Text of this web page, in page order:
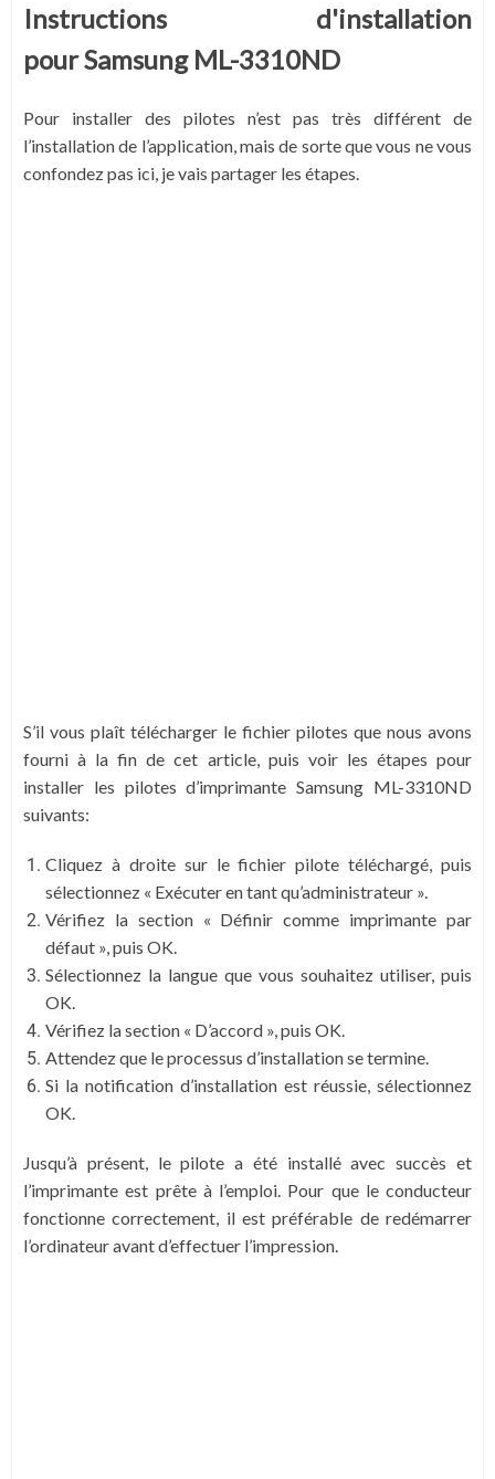
Instructions d'installation
pour Samsung ML-3310ND
Pour installer des pilotes n’est pas très différent de
l’installation de l’application, mais de sorte que vous ne vous
confondez pas ici, je vais partager les étapes.
S’il vous plaît télécharger le fichier pilotes que nous avons
fourni à la fin de cet article, puis voir les étapes pour
installer les pilotes d’imprimante Samsung ML-3310ND
suivants:
Cliquez à droite sur le fichier pilote téléchargé, puis
sélectionnez « Exécuter en tant qu’administrateur ».
Vérifiez la section « Définir comme imprimante par
défaut », puis OK.
Sélectionnez la langue que vous souhaitez utiliser, puis
OK.
Vérifiez la section « D’accord », puis OK.
Attendez que le processus d’installation se termine.
Si la notification d’installation est réussie, sélectionnez
OK.
Jusqu’à présent, le pilote a été installé avec succès et
l’imprimante est prête à l’emploi. Pour que le conducteur
fonctionne correctement, il est préférable de redémarrer
l’ordinateur avant d’effectuer l’impression.